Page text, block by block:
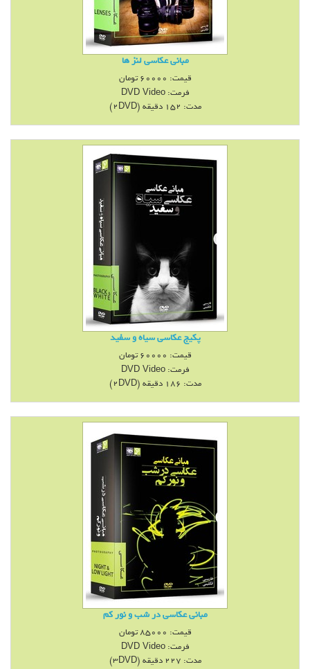
مبانی عکاسی لنز ها
قیمت: 60000تومان
فرمت:DVD Video
مدت: 152 دقيقه (2DVD)
پکیج عكاسی سياه و سفيد
قیمت: 60000تومان
فرمت:DVD Video
مدت: 186 دقيقه (2DVD)
مبانی عکاسی در شب و نور كم
قیمت: 85000تومان
فرمت:DVD Video
مدت: 227 دقيقه (3DVD)